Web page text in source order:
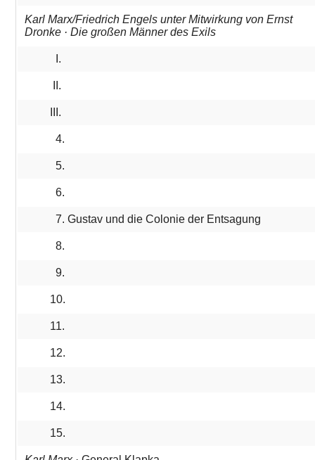
Karl Marx/Friedrich Engels unter Mitwirkung von Ernst
Dronke · Die großen Männer des Exils
I.
II.
III.
4.
5.
6.
7. Gustav und die Colonie der Entsagung
8.
9.
10.
11.
12.
13.
14.
15.